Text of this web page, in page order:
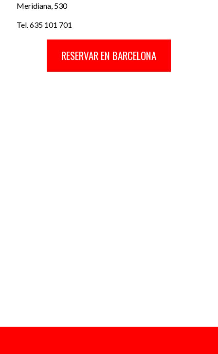
Meridiana, 530
Tel. 635 101 701
RESERVAR EN BARCELONA